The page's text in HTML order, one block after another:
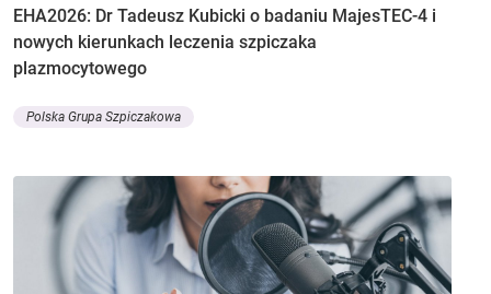
EHA2026: Dr Tadeusz Kubicki o badaniu MajesTEC-4 i
nowych kierunkach leczenia szpiczaka
plazmocytowego
Polska Grupa Szpiczakowa